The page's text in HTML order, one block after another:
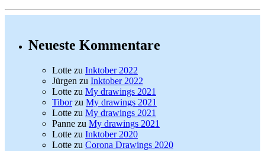
Neueste Kommentare
Lotte zu Inktober 2022
Jürgen zu Inktober 2022
Lotte zu My drawings 2021
Tiborzu My drawings 2021
Lotte zu My drawings 2021
Panne zu My drawings 2021
Lotte zu Inktober 2020
Lotte zu Corona Drawings 2020